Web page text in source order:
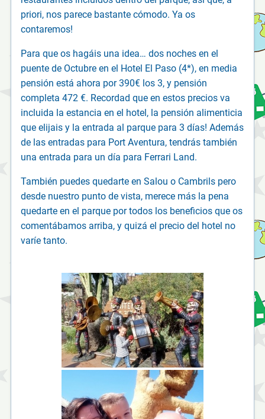
priori, nos parece bastante cómodo. Ya os
contaremos!
Para que os hagáis una idea… dos noches en el
puente de Octubre en el Hotel El Paso (4*), en media
pensión está ahora por 390€ los 3, y pensión
completa 472 €. Recordad que en estos precios va
incluida la estancia en el hotel, la pensión alimenticia
que elijais y la entrada al parque para 3 días! Además
de las entradas para Port Aventura, tendrás también
una entrada para un día para Ferrari Land.
También puedes quedarte en Salou o Cambrils pero
desde nuestro punto de vista, merece más la pena
quedarte en el parque por todos los beneficios que os
comentábamos arriba, y quizá el precio del hotel no
varíe tanto.